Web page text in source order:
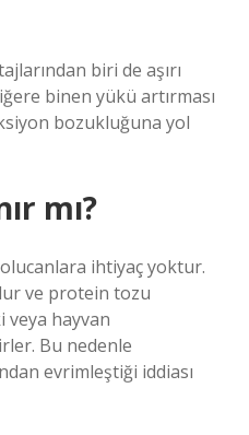
biri de aşırı
binen yükü artırması
bozukluğuna yol
mı?
ihtiyaç yoktur.
ve protein tozu
hayvan
Bu nedenle
evrimleştiği iddiası